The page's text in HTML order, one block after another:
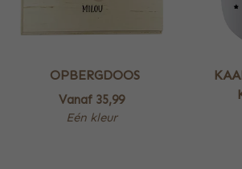
OPBERGDOOS
Vanaf 35,99
Eén kleur